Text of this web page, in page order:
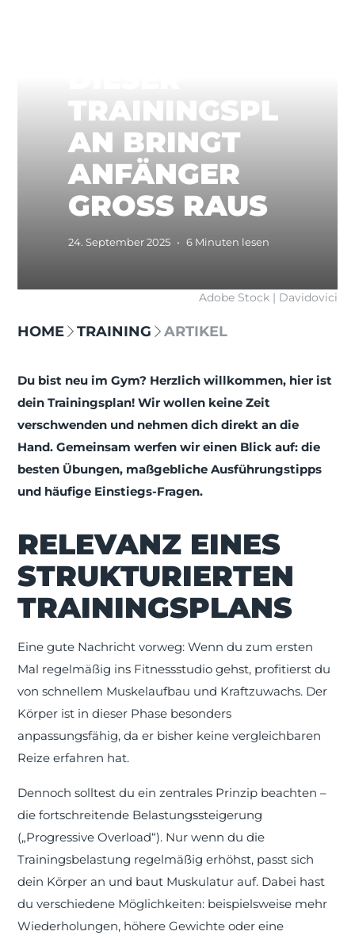
TRAININGSPL
AN BRINGT
ANFÄNGER
GROSS RAUS
24. September 2025 • 6 Minuten lesen
Adobe Stock | Davidovici
HOME TRAINING ARTIKEL
Du bist neu im Gym? Herzlich willkommen, hier ist
dein Trainingsplan! Wir wollen keine Zeit
verschwenden und nehmen dich direkt an die
Hand. Gemeinsam werfen wir einen Blick auf: die
besten Übungen, maßgebliche Ausführungstipps
und häufige Einstiegs-Fragen.
RELEVANZ EINES
STRUKTURIERTEN
TRAININGSPLANS
Eine gute Nachricht vorweg: Wenn du zum ersten
Mal regelmäßig ins Fitnessstudio gehst, profitierst du
von schnellem Muskelaufbau und Kraftzuwachs. Der
Körper ist in dieser Phase besonders
anpassungsfähig, da er bisher keine vergleichbaren
Reize erfahren hat.
Dennoch solltest du ein zentrales Prinzip beachten –
die fortschreitende Belastungssteigerung
(„Progressive Overload“). Nur wenn du die
Trainingsbelastung regelmäßig erhöhst, passt sich
dein Körper an und baut Muskulatur auf. Dabei hast
du verschiedene Möglichkeiten: beispielsweise mehr
Wiederholungen, höhere Gewichte oder eine